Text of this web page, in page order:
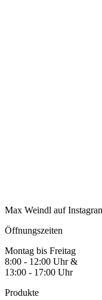
Max Weindl auf
Öffnungszeiten
Montag bis Freitag
8:00 - 12:00 Uhr &
13:00 - 17:00 Uhr
Produkte